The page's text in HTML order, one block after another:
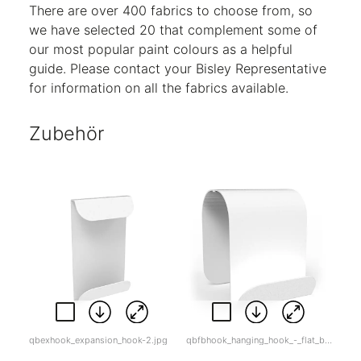
There are over 400 fabrics to choose from, so
we have selected 20 that complement some of
our most popular paint colours as a helpful
guide. Please contact your Bisley Representative
for information on all the fabrics available.
Zubehör
qbexhook_expansion_hook-2.jpg qbfbhook_hanging_hook_-_flat_back-1.jpg